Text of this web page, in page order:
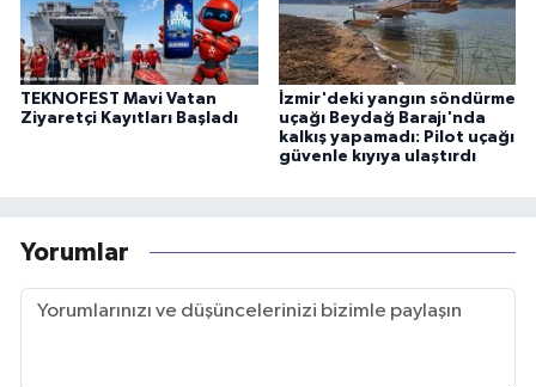
TEKNOFEST Mavi Vatan
Ziyaretçi Kayıtları Başladı
İzmir'deki yangın söndürme
uçağı Beydağ Barajı'nda
kalkış yapamadı: Pilot uçağı
güvenle kıyıya ulaştırdı
Yorumlar